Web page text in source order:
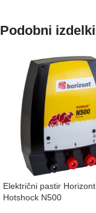
Podobni izdelki
Električni pastir Horizont
Hotshock N500